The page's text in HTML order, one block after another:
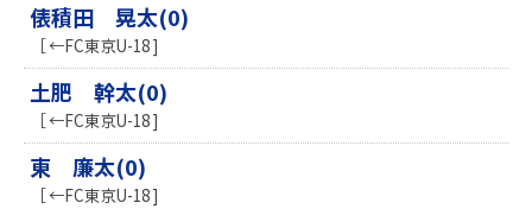
俵積田 晃太(0)
［ ←FC東京U-18 ]
土肥 幹太(0)
［ ←FC東京U-18 ]
東 廉太(0)
［ ←FC東京U-18 ]